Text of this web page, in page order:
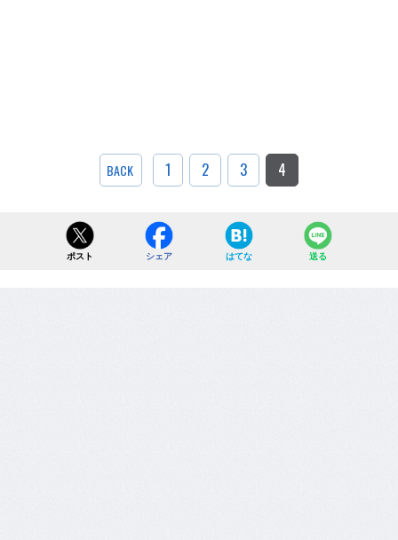
BACK 1 2 3 4
ポスト シェア はてな 送る